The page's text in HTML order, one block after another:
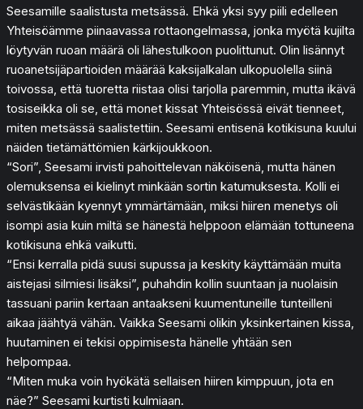
Seesamille saalistusta metsässä. Ehkä yksi syy piili edelleen
Yhteisöämme piinaavassa rottaongelmassa, jonka myötä kujilta
löytyvän ruoan määrä oli lähestulkoon puolittunut. Olin lisännyt
ruoanetsijäpartioiden määrää kaksijalkalan ulkopuolella siinä
toivossa, että tuoretta riistaa olisi tarjolla paremmin, mutta ikävä
tosiseikka oli se, että monet kissat Yhteisössä eivät tienneet,
miten metsässä saalistettiin. Seesami entisenä kotikisuna kuului
näiden tietämättömien kärkijoukkoon.
“Sori”, Seesami irvisti pahoittelevan näköisenä, mutta hänen
olemuksensa ei kielinyt minkään sortin katumuksesta. Kolli ei
selvästikään kyennyt ymmärtämään, miksi hiiren menetys oli
isompi asia kuin miltä se hänestä helppoon elämään tottuneena
kotikisuna ehkä vaikutti.
“Ensi kerralla pidä suusi supussa ja keskity käyttämään muita
aistejasi silmiesi lisäksi”, puhahdin kollin suuntaan ja nuolaisin
tassuani pariin kertaan antaakseni kuumentuneille tunteilleni
aikaa jäähtyä vähän. Vaikka Seesami olikin yksinkertainen kissa,
huutaminen ei tekisi oppimisesta hänelle yhtään sen
helpompaa.
“Miten muka voin hyökätä sellaisen hiiren kimppuun, jota en
näe?” Seesami kurtisti kulmiaan.